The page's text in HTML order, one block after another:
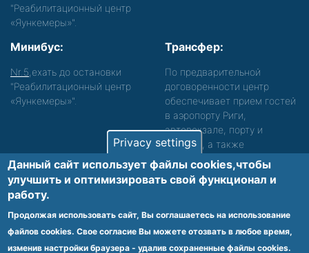
"Реабилитационный центр
«Яункемеры»".
Минибус:
Nr.5 ,ехать до остановки
"Реабилитационный центр
«Яункемеры»".
Трансфер:
По предварительной
договоренности центр
обеспечивает прием гостей
в аэропорту Риги,
автовокзале, порту и
вокзале, а также
сопровождение. Просьба
звонить, чтобы уточнить
детали.
Обеспечиваем доступность среды для лиц с
функциональными нарушениями.
Privacy settings
Данный сайт использует файлы cookies,чтобы
улучшить и оптимизировать cвой функционал и
работу.
Продолжая использовать сайт, Вы соглашаетесь на использование
файлов cookies. Свое согласие Вы можете отозвать в любое время,
изменив настройки браузера - удалив сохраненные файлы cookies.